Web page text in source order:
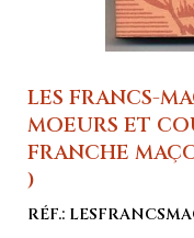
LES FRANCS-
MOEURS ET
FRANCHE
)
RÉF.: